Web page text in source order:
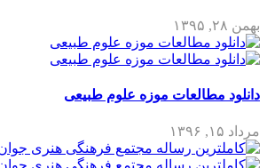
بهمن ۲۸, ۱۳۹۵
دانلود مطالعات موزه علوم طبیعی
مرداد ۱۵, ۱۳۹۶